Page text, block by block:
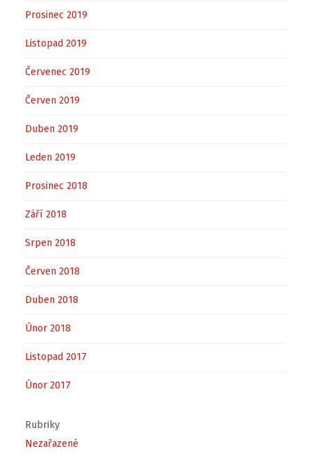
Prosinec 2019
Listopad 2019
Červenec 2019
Červen 2019
Duben 2019
Leden 2019
Prosinec 2018
Září 2018
Srpen 2018
Červen 2018
Duben 2018
Únor 2018
Listopad 2017
Únor 2017
Rubriky
Nezařazené